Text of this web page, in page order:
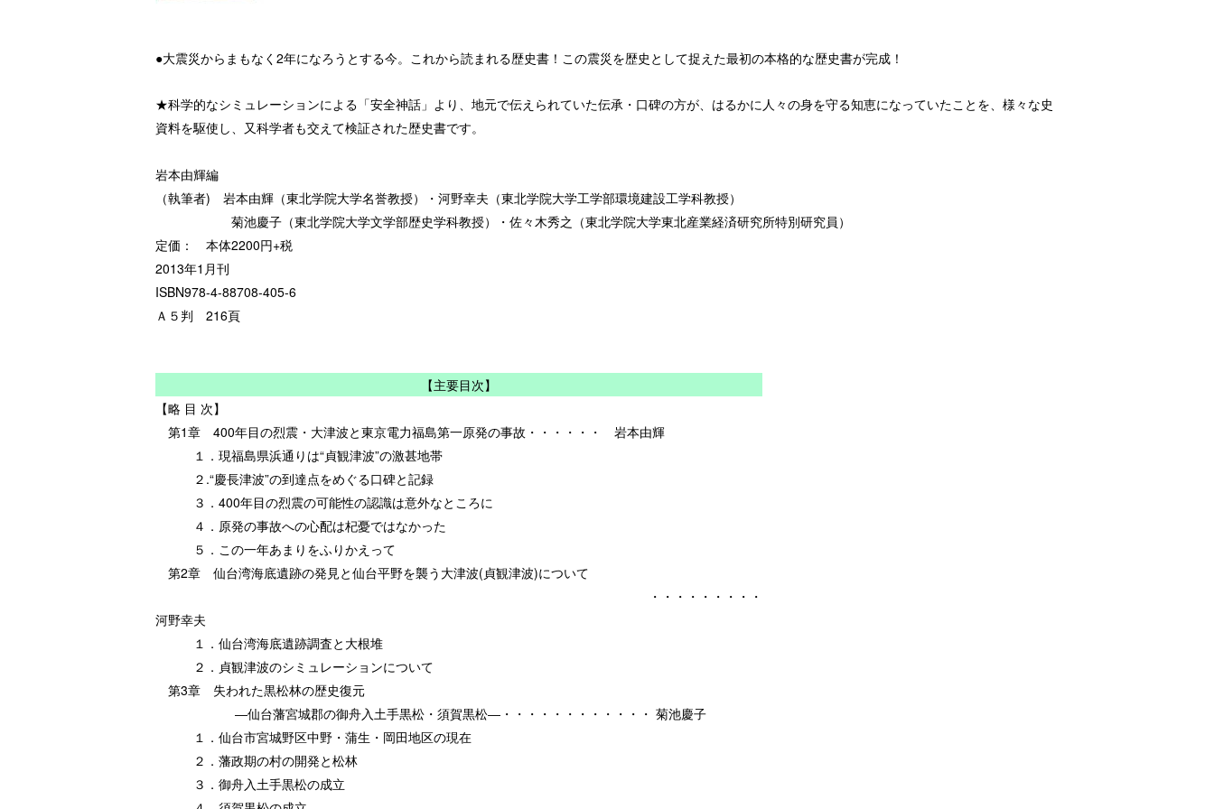
●大震災からまもなく2年になろうとする今。これから読まれる歴史書！この震災を歴史として捉えた最初の本格的な歴史書が完成！
★科学的なシミュレーションによる「安全神話」より、地元で伝えられていた伝承・口碑の方が、はるかに人々の身を守る知恵になっていたことを、様々な史
資料を駆使し、又科学者も交えて検証された歴史書です。
岩本由輝編
（執筆者) 岩本由輝（東北学院大学名誉教授）・河野幸夫（東北学院大学工学部環境建設工学科教授）
菊池慶子（東北学院大学文学部歴史学科教授）・佐々木秀之（東北学院大学東北産業経済研究所特別研究員）
定価： 本体2200円+税
2013年1月刊
ISBN978-4-88708-405-6
Ａ５判 216頁
【主要目次】
【略 目 次】
第1章 400年目の烈震・大津波と東京電力福島第一原発の事故・・・・・・ 岩本由輝
１．現福島県浜通りは“貞観津波”の激甚地帯
２.“慶長津波”の到達点をめぐる口碑と記録
３．400年目の烈震の可能性の認識は意外なところに
４．原発の事故への心配は杞憂ではなかった
５．この一年あまりをふりかえって
第2章 仙台湾海底遺跡の発見と仙台平野を襲う大津波(貞観津波)について
・・・・・・・・・
河野幸夫
１．仙台湾海底遺跡調査と大根堆
２．貞観津波のシミュレーションについて
第3章 失われた黒松林の歴史復元
―仙台藩宮城郡の御舟入土手黒松・須賀黒松―・・・・・・・・・・・・ 菊池慶子
１．仙台市宮城野区中野・蒲生・岡田地区の現在
２．藩政期の村の開発と松林
３．御舟入土手黒松の成立